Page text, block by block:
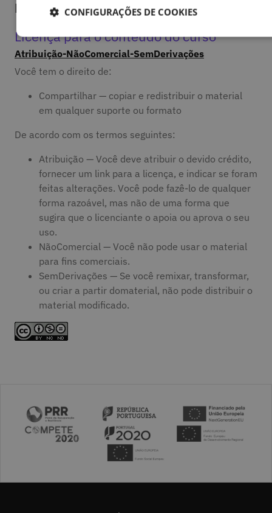
Licença
Licença para o conteúdo do curso
Atribuição-NãoComercial-SemDerivações
Você tem o direito de:
Compartilhar — copiar e redistribuir o material
em qualquer suporte ou formato
De acordo com os termos seguintes:
Atribuição — Você deve atribuir o devido crédito,
fornecer um link para a licença, e indicar se foram
feitas alterações. Você pode fazê-lo de qualquer
forma razoável, mas não de uma forma que
sugira que o licenciante o apoia ou aprova o seu
uso.
NãoComercial — Você não pode usar o material
para fins comerciais.
SemDerivações — Se você remixar, transformar,
ou criar a partir domaterial, não pode distribuir o
material modificado.
CONFIGURAÇÕES DE COOKIES